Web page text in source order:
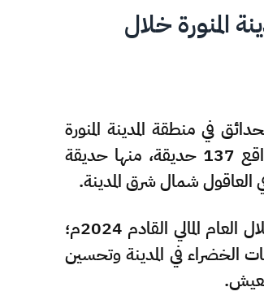
المنورة خلال
في منطقة المدينة المنورة
خلال العام الجاري 2023م ناهزت قرابة المليار ريال، وذلك بواقع 137 حديقة، منها حديقة
شمال شرق المدينة.
وأبانت الأمانة عبر مؤشرات اطلعت عليها (مال) بأنها ستعمل خلال العام المالي القادم 2024م؛
الخضراء في المدينة وتحسين